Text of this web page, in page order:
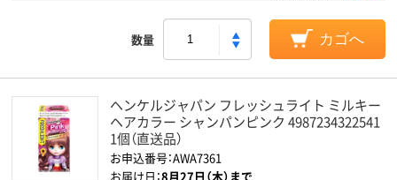
数量 カゴへ
ヘンケルジャパン フレッシュライト ミルキー
ヘアカラー シャンパンピンク 4987234322541
1個（直送品）
お申込番号：AWA7361
お届け日：8月27日（木）まで